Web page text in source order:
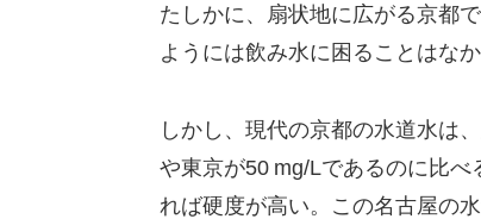
たしかに、扇状地に広がる京都
ようには飲み水に困ることはな
しかし、現代の京都の水道水は
や東京が50 mg/Lであるのに比
れば硬度が高い。この名古屋の